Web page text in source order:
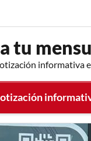
tu
informativa